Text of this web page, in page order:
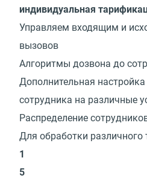
индивидуальная
Управляем входящим и
вызовов
Алгоритмы дозвона до
Дополнительная
сотрудника на различные
Распределение
Для обработки различного
1
5